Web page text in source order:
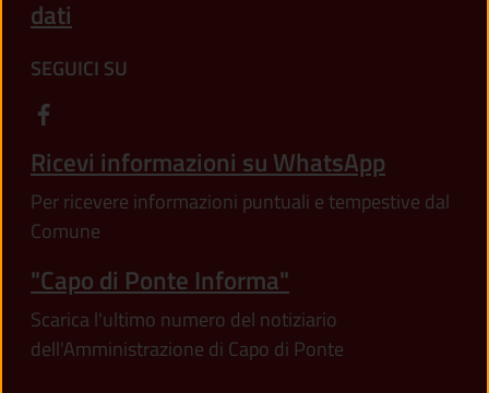
dati
SEGUICI SU
Ricevi informazioni su WhatsApp
Per ricevere informazioni puntuali e tempestive dal
Comune
"Capo di Ponte Informa"
Scarica l'ultimo numero del notiziario
dell'Amministrazione di Capo di Ponte